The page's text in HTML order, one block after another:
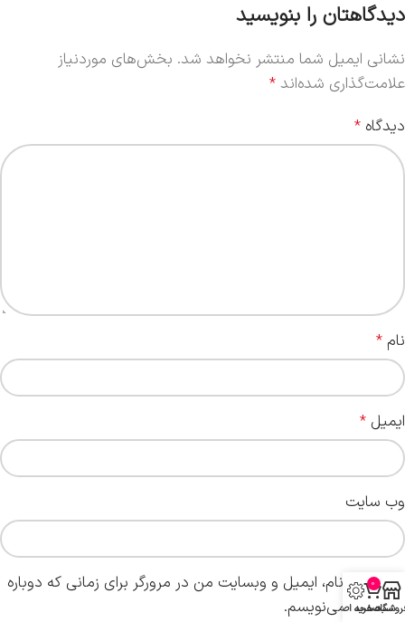
دیدگاهتان را بنویسید
نشانی ایمیل شما منتشر نخواهد شد. بخش‌های موردنیاز
علامت‌گذاری شده‌اند *
دیدگاه *
نام *
ایمیل *
وب‌ سایت
ذخیره نام، ایمیل و وبسایت من در مرورگر برای زمانی که دوباره
دیدگاهی می‌نویسم.
0
سبد خرید
صفحه اصلی